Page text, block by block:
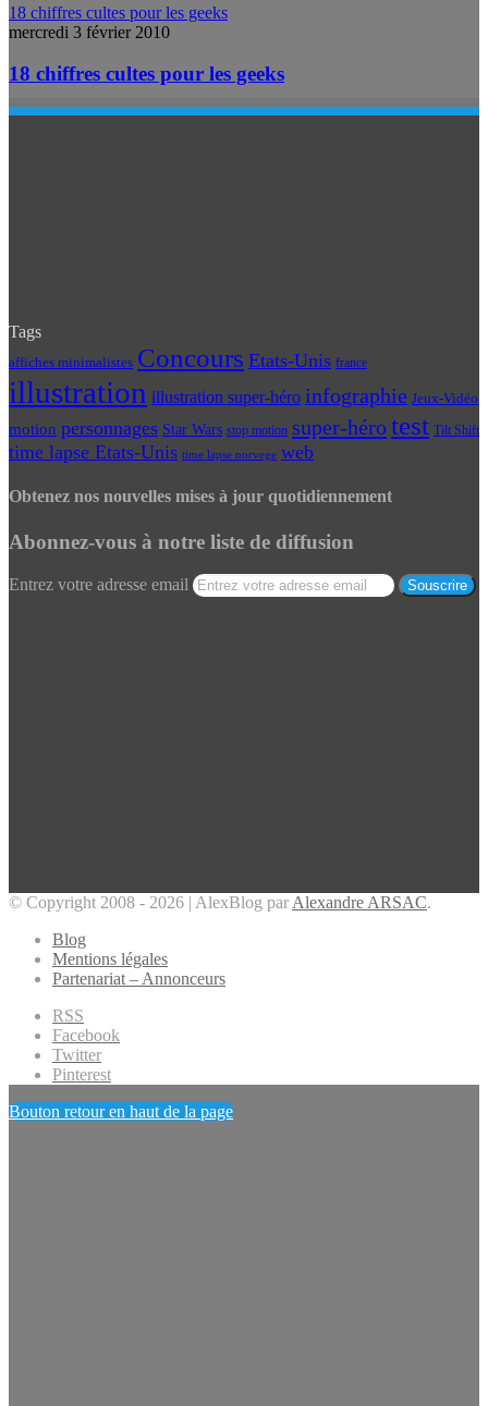
18 chiffres cultes pour les geeks
mercredi 3 février 2010
18 chiffres cultes pour les geeks
Tags
affiches minimalistes Concours Etats-Unis france
illustration illustration super-héro infographie Jeux-Vidéo
motion personnages Star Wars stop motion super-hérotest Tilt Shift
time lapse Etats-Unis time lapse norvege web
Obtenez nos nouvelles mises à jour quotidiennement
Abonnez-vous à notre liste de diffusion
Entrez votre adresse email
© Copyright 2008 - 2026 | AlexBlog par Alexandre ARSAC.
Blog
Mentions légales
Partenariat – Annonceurs
RSS
Facebook
Twitter
Pinterest
Bouton retour en haut de la page